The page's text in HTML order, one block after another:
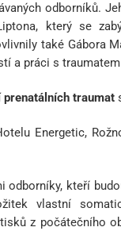
odborníků.
který se
také Gábora
a práci s
traumat
Energetic,
odborníky, kteří
vlastní
z počátečního